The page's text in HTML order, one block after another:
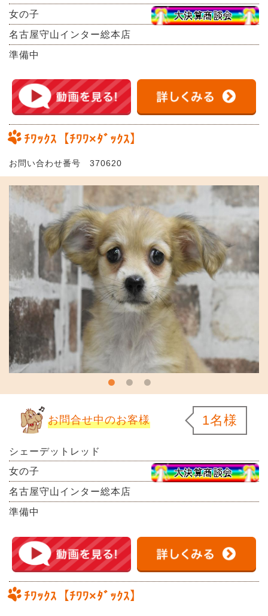
女の子
名古屋守山インター総本店
準備中
ﾁﾜｯｸｽ【ﾁﾜﾜ×ﾀﾞｯｸｽ】
お問い合わせ番号 370620
お問合せ中のお客様 1名様
シェーデットレッド
女の子
名古屋守山インター総本店
準備中
ﾁﾜｯｸｽ【ﾁﾜﾜ×ﾀﾞｯｸｽ】